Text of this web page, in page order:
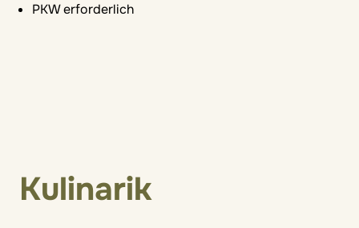
PKW erforderlich
Kulinarik